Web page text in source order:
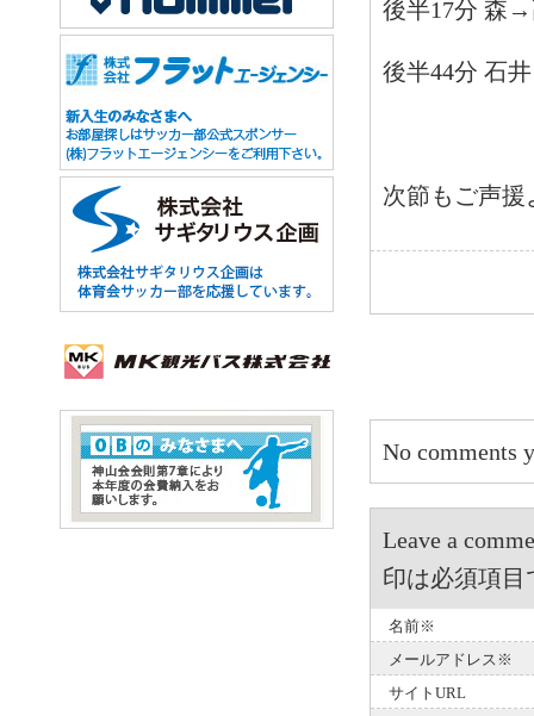
後半17分 森
後半44分 石
次節もご声
No comments
Leave a
印は必須項目
名前※
メールアドレス※
サイトURL